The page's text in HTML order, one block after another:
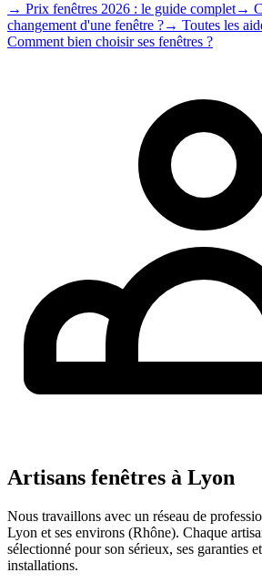
→ Prix fenêtres 2026 : le guide complet→
changement d'une fenêtre ?→ Toutes les
Comment bien choisir ses fenêtres ?
Artisans fenêtres à Lyon
Nous travaillons avec un réseau de
Lyon et ses environs (Rhône). Chaque
sélectionné pour son sérieux, ses garanties
installations.